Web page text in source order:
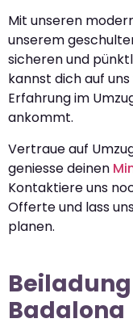
Mit unseren
unserem
sicheren und
kannst dich auf
Erfahrung im
ankommt.
Vertraue auf
geniesse deinen
Kontaktiere uns
Offerte und lass
planen.
Badalona